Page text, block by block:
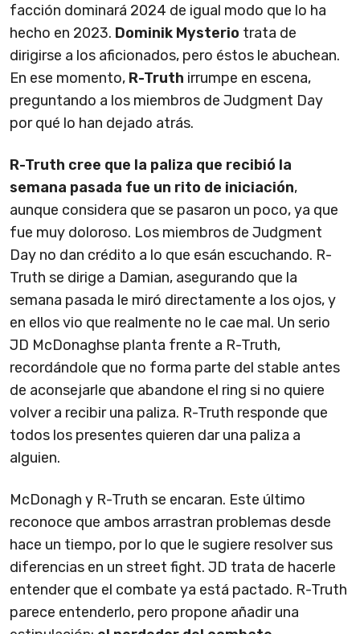
facción dominará 2024 de igual modo que lo ha
hecho en 2023. Dominik Mysterio trata de
dirigirse a los aficionados, pero éstos le abuchean.
En ese momento, R-Truth irrumpe en escena,
preguntando a los miembros de Judgment Day
por qué lo han dejado atrás.
R-Truth cree que la paliza que recibió la
semana pasada fue un rito de iniciación,
aunque considera que se pasaron un poco, ya que
fue muy doloroso. Los miembros de Judgment
Day no dan crédito a lo que esán escuchando. R-
Truth se dirige a Damian, asegurando que la
semana pasada le miró directamente a los ojos, y
en ellos vio que realmente no le cae mal. Un serio
JD McDonaghse planta frente a R-Truth,
recordándole que no forma parte del stable antes
de aconsejarle que abandone el ring si no quiere
volver a recibir una paliza. R-Truth responde que
todos los presentes quieren dar una paliza a
alguien.
McDonagh y R-Truth se encaran. Este último
reconoce que ambos arrastran problemas desde
hace un tiempo, por lo que le sugiere resolver sus
diferencias en un street fight. JD trata de hacerle
entender que el combate ya está pactado. R-Truth
parece entenderlo, pero propone añadir una